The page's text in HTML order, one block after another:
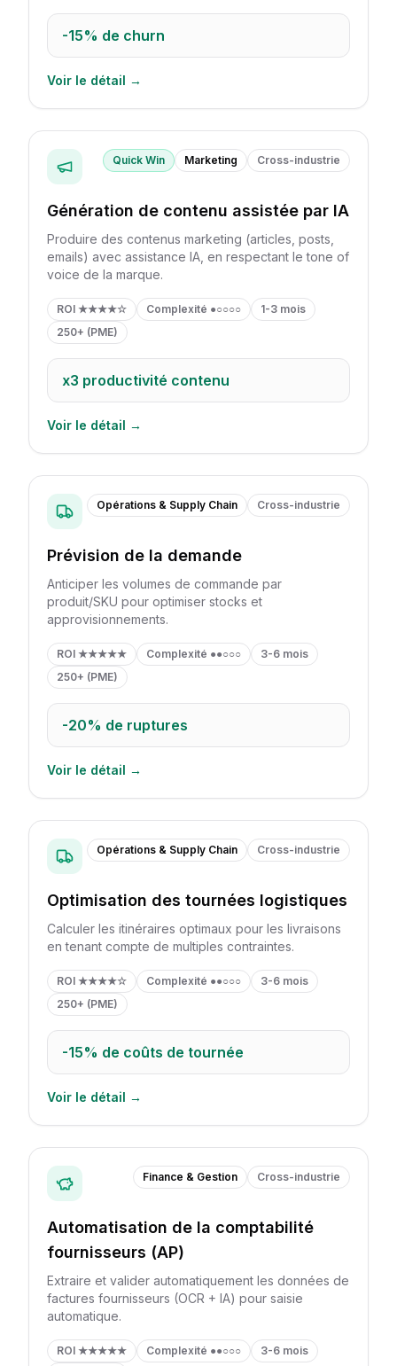
-15% de churn
Voir le détail →
Quick Win Marketing Cross-industrie
Génération de contenu assistée par IA
Produire des contenus marketing (articles, posts,
emails) avec assistance IA, en respectant le tone of
voice de la marque.
ROI ★★★★☆ Complexité ●○○○○
1-3 mois
250+ (PME)
x3 productivité contenu
Voir le détail →
Opérations & Supply Chain Cross-industrie
Prévision de la demande
Anticiper les volumes de commande par
produit/SKU pour optimiser stocks et
approvisionnements.
ROI ★★★★★ Complexité ●●○○○
3-6 mois
250+ (PME)
-20% de ruptures
Voir le détail →
Opérations & Supply Chain Cross-industrie
Optimisation des tournées logistiques
Calculer les itinéraires optimaux pour les livraisons
en tenant compte de multiples contraintes.
ROI ★★★★☆ Complexité ●●○○○
3-6 mois
250+ (PME)
-15% de coûts de tournée
Voir le détail →
Finance & Gestion Cross-industrie
Automatisation de la comptabilité
fournisseurs (AP)
Extraire et valider automatiquement les données de
factures fournisseurs (OCR + IA) pour saisie
automatique.
ROI ★★★★★ Complexité ●●○○○
3-6 mois